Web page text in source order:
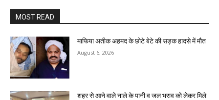
MOST READ
माफिया अतीक अहमद के छोटे बेटे की सड़क हादसे में मौत
August 6, 2026
शहर से आने वाले नाले के पानी व जल भराव को लेकर मिले